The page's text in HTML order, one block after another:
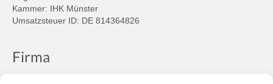
Kammer: IHK Münster
Umsatzsteuer ID: DE 814364826
Firma